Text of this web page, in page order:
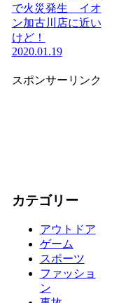
で火災発生 イオ
ン加古川店に近い
けど！
2020.01.19
スポンサーリンク
カテゴリー
アウトドア
ゲーム
スポーツ
ファッショ
ン